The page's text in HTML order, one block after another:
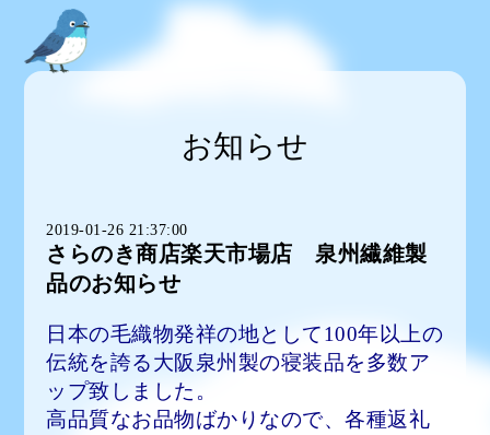
お知らせ
2019-01-26 21:37:00
さらのき商店楽天市場店 泉州繊維製
品のお知らせ
日本の毛織物発祥の地として100年以上の
伝統を誇る大阪泉州製の寝装品を多数ア
ップ致しました。
高品質なお品物ばかりなので、各種返礼